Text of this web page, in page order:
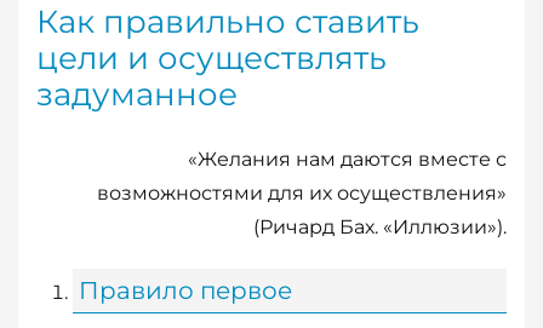
Как правильно ставить
цели и осуществлять
задуманное
«Желания нам даются вместе с
возможностями для их осуществления»
(Ричард Бах. «Иллюзии»).
Правило первое